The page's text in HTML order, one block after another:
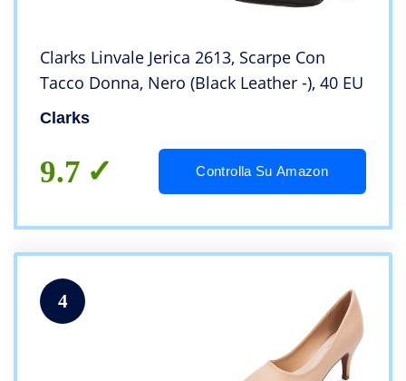
Clarks Linvale Jerica 2613, Scarpe Con
Tacco Donna, Nero (Black Leather -), 40 EU
Clarks
9.7 Controlla Su Amazon
4